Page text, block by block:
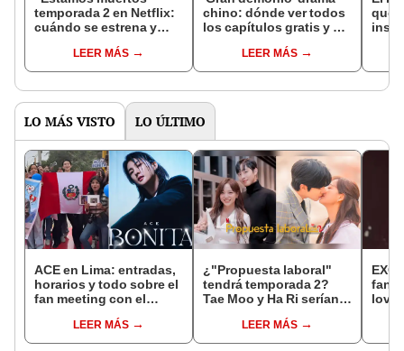
temporada 2 en Netflix:
cuándo se estrena y
temporadaLEER MÁS
chino: dónde ver todos
los capítulos gratis y en
LEER MÁS
que
LO MÁS VISTO LO ÚLTIMO
ACE en Lima: entradas,
horarios y todo sobre el
fan meeting con el
Circuito Mágico del
Agua
LEER MÁS
¿"Propuesta laboral"
tendrá temporada 2?
Tae Moo y Ha Ri serían
según fansLEER MÁS
fans